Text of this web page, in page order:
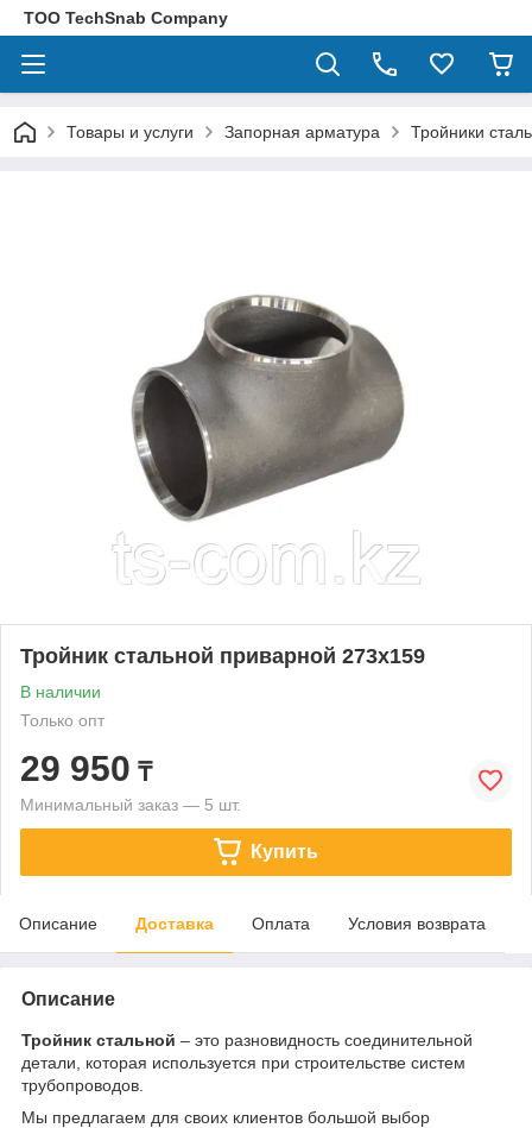
ТОО TechSnab Company
Товары и услуги Запорная арматура Тройники
Тройник стальной приварной 273х159
В наличии
Только опт
29 950 ₸
Минимальный заказ — 5 шт.
Купить
Описание Доставка Оплата Условия возврата
Описание
Тройник стальной – это разновидность соединительной
детали, которая используется при строительстве систем
трубопроводов.
Мы предлагаем для своих клиентов большой выбор